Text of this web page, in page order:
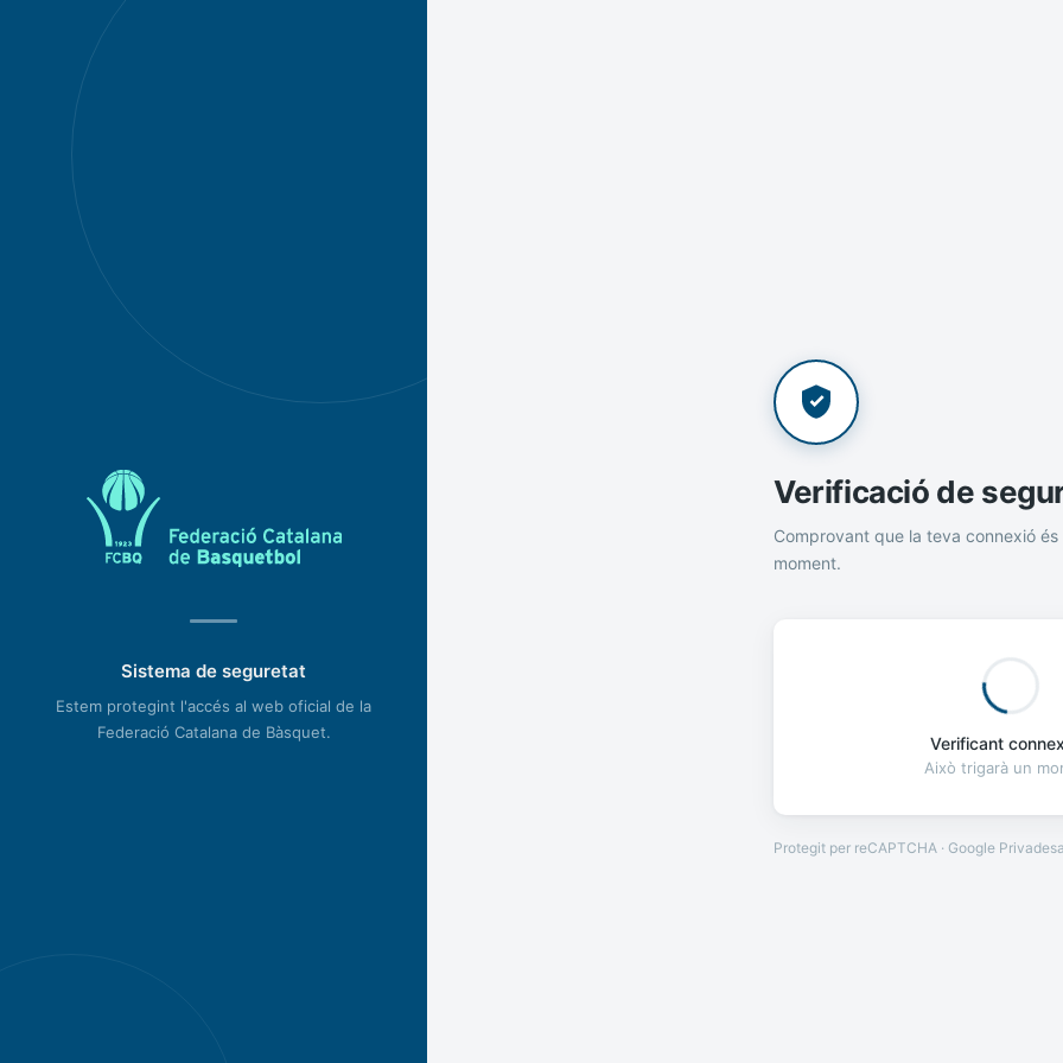
Sistema de seguretat
Estem protegint l'accés al web oficial de la
Federació Catalana de Bàsquet.
Verificació de
Comprovant que la teva connexió és
moment.
Verificant
Això trigarà un
Protegit per reCAPTCHA · Google Privadesa